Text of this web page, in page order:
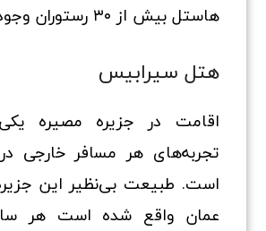
هاستل بیش از ۳۰ رستوران وجود دارد.
هتل سیرابیس
اقامت در جزیره مصیره
تجربه‌های هر مسافر خارجی
است. طبیعت بی‌نظیر این
عمان واقع شده است هر